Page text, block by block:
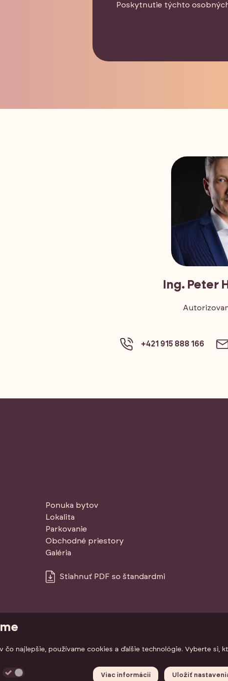
Poskytnutie týchto
Ing. Peter
+421 915 888 166
Ponuka bytov
Lokalita
Parkovanie
Obchodné priestory
Galéria
Stiahnuť PDF so štandardmi
najlepšie, používame cookies a ďalšie technológie. Vyberte si,
Viac informácií Uložiť